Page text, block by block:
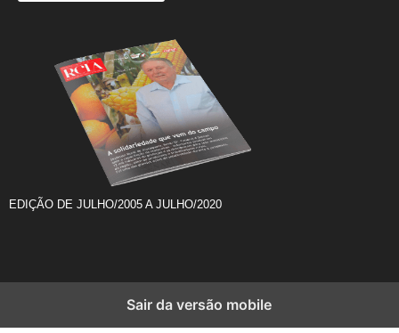
EDIÇÃO DE JULHO/2005 A JULHO/2020
Sair da versão mobile